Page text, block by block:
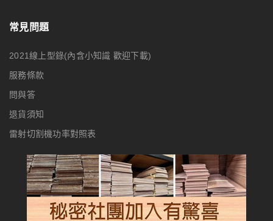
常見問題
2021線上型錄(內含小知識 歡迎下載)
服務條款
問與答
退貨須知
雷射切割機功率對照表